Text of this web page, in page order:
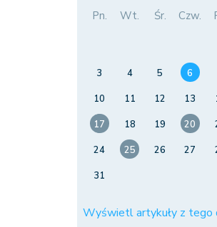
Pn. Wt. Śr. Czw.
3
4 5 6
10
11 12 13
17
18 19 20
24
25 26 27
31
Wyświetl artykuły z tego